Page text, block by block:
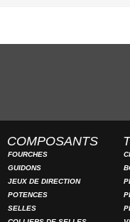
COMPOSANTS
FOURCHES
GUIDONS
JEUX DE DIRECTION
POTENCES
SELLES